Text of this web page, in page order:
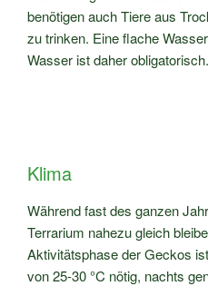
benötigen auch Tiere aus
zu trinken. Eine flache
Wasser ist daher obligatorisch.
Klima
Während fast des ganzen
Terrarium nahezu gleich
Aktivitätsphase der Geckos
von 25-30 °C nötig, nachts